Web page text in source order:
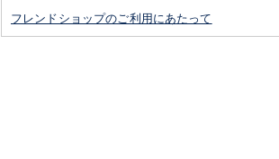
フレンドショップのご利用にあたって